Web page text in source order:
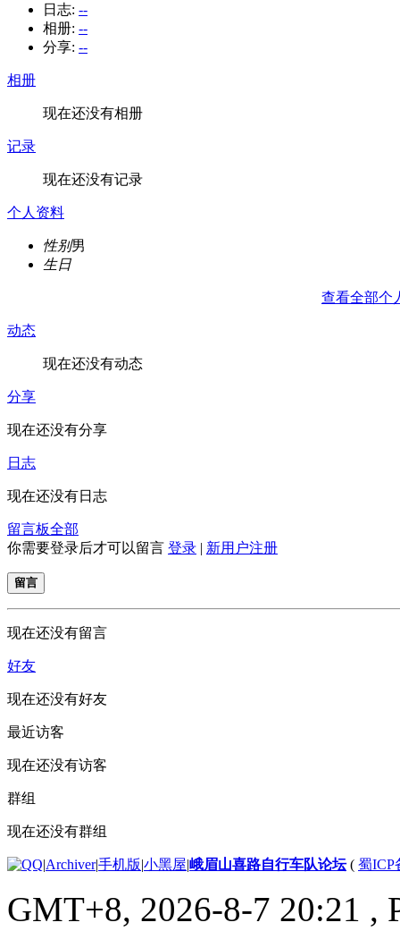
日志: --
相册: --
分享: --
相册
现在还没有相册
记录
现在还没有记录
个人资料
性别男
生日
查看全部个
动态
现在还没有动态
分享
现在还没有分享
日志
现在还没有日志
留言板全部
你需要登录后才可以留言 登录 | 新用户注册
留言
现在还没有留言
好友
现在还没有好友
最近访客
现在还没有访客
群组
现在还没有群组
|Archiver|手机版|小黑屋|峨眉山喜路自行车队论坛( 蜀ICP
GMT+8, 2026-8-7 20:21 ,